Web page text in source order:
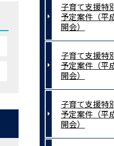
子育て支援
予定案件（平
開会）
子育て支援
予定案件（平
開会）
子育て支援
予定案件（平
開会）